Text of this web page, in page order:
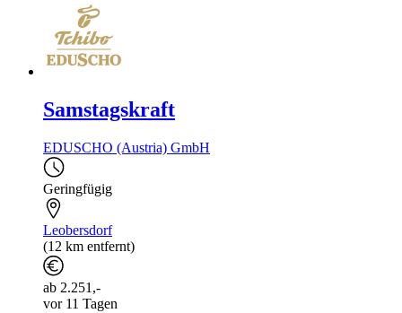
Samstagskraft
EDUSCHO (Austria) GmbH
Geringfügig
Leobersdorf
(12 km entfernt)
ab 2.251,-
vor 11 Tagen